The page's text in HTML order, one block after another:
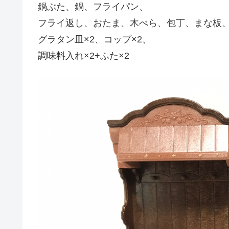
鍋ぶた、鍋、フライパン、
フライ返し、おたま、木べら、包丁、まな板
グラタン皿×2、コップ×2、
調味料入れ×2+ふた×2